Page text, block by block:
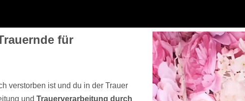
für
verstorben ist und du in der Trauer
und Trauerverarbeitung durch